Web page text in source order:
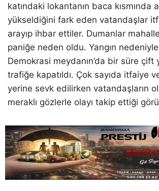
katındaki lokantanın baca kısmında
yükseldiğini fark eden vatandaşlar
arayıp ihbar ettiler. Dumanlar
paniğe neden oldu. Yangın
Demokrasi meydanın’da bir süre çift
trafiğe kapatıldı. Çok sayıda itfaiye
yerine sevk edilirken vatandaşların
meraklı gözlerle olayı takip ettiği